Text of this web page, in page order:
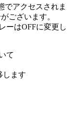
でアクセスされま
ございます。
ーはOFFに変更し
て
します